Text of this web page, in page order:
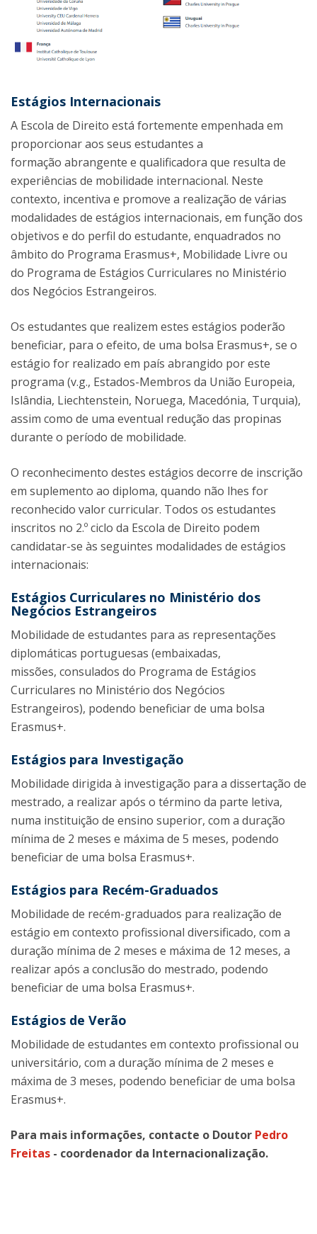
Estágios Internacionais
A Escola de Direito está fortemente empenhada em
proporcionar aos seus estudantes a
formação abrangente e qualificadora que resulta de
experiências de mobilidade internacional. Neste
contexto, incentiva e promove a realização de várias
modalidades de estágios internacionais, em função dos
objetivos e do perfil do estudante, enquadrados no
âmbito do Programa Erasmus+, Mobilidade Livre ou
do Programa de Estágios Curriculares no Ministério
dos Negócios Estrangeiros.
Os estudantes que realizem estes estágios poderão
beneficiar, para o efeito, de uma bolsa Erasmus+, se o
estágio for realizado em país abrangido por este
programa (v.g., Estados-Membros da União Europeia,
Islândia, Liechtenstein, Noruega, Macedónia, Turquia),
assim como de uma eventual redução das propinas
durante o período de mobilidade.
O reconhecimento destes estágios decorre de inscrição
em suplemento ao diploma, quando não lhes for
reconhecido valor curricular. Todos os estudantes
inscritos no 2.º ciclo da Escola de Direito podem
candidatar-se às seguintes modalidades de estágios
internacionais:
Estágios Curriculares no Ministério dos
Negócios Estrangeiros
Mobilidade de estudantes para as representações
diplomáticas portuguesas (embaixadas,
missões, consulados do Programa de Estágios
Curriculares no Ministério dos Negócios
Estrangeiros), podendo beneficiar de uma bolsa
Erasmus+.
Estágios para Investigação
Mobilidade dirigida à investigação para a dissertação de
mestrado, a realizar após o término da parte letiva,
numa instituição de ensino superior, com a duração
mínima de 2 meses e máxima de 5 meses, podendo
beneficiar de uma bolsa Erasmus+.
Estágios para Recém-Graduados
Mobilidade de recém-graduados para realização de
estágio em contexto profissional diversificado, com a
duração mínima de 2 meses e máxima de 12 meses, a
realizar após a conclusão do mestrado, podendo
beneficiar de uma bolsa Erasmus+.
Estágios de Verão
Mobilidade de estudantes em contexto profissional ou
universitário, com a duração mínima de 2 meses e
máxima de 3 meses, podendo beneficiar de uma bolsa
Erasmus+.
Para mais informações, contacte o Doutor Pedro
Freitas - coordenador da Internacionalização.